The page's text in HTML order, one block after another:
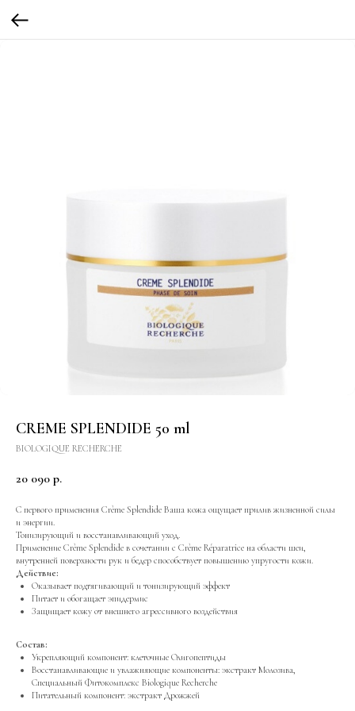
CREME SPLENDIDE 50 ml
BIOLOGIQUE RECHERCHE
20 090 р.
С первого применения Crème Splendide Ваша кожа ощущает прилив жизненной силы
и энергии.
Тонизирующий и восстанавливающий уход.
Применение Crème Splendide в сочетании с Crème Réparatrice на области шеи,
внутренней поверхности рук и бедер способствует повышению упругости кожи.
Действие:
Оказывает подтягивающий и тонизирующий эффект
Питает и обогащает эпидермис
Защищает кожу от внешнего агрессивного воздействия
Состав:
Укрепляющий компонент: клеточные Олигопептиды
Восстанавливающие и увлажняющие компоненты: экстракт Молозива,
Специальный Фитокомплекс Biologique Recherche
Питательный компонент: экстракт Дрожжей